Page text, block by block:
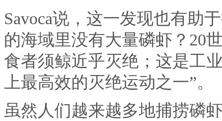
Savoca说，这一发现也有助
的海域里没有大量磷虾？20
食者须鲸近乎灭绝；这是工
上最高效的灭绝运动之一”。
虽然人们越来越多地捕捞磷